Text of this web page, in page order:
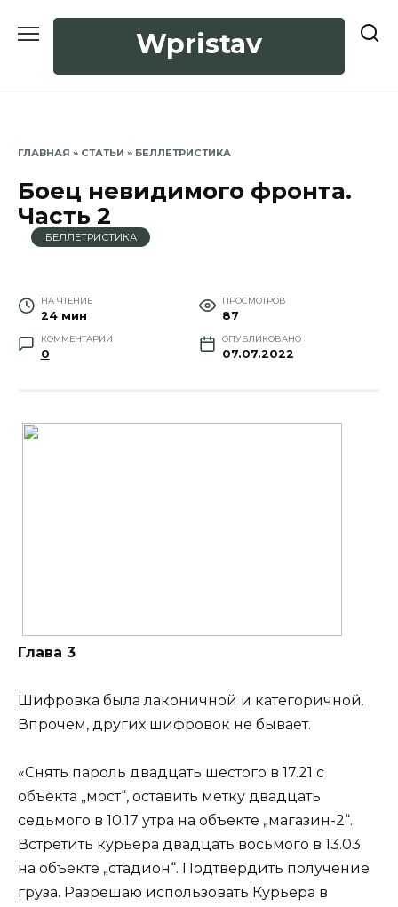
Wpristav
ГЛАВНАЯ » СТАТЬИ » БЕЛЛЕТРИСТИКА
Боец невидимого фронта.
Часть 2
БЕЛЛЕТРИСТИКА
НА ЧТЕНИЕ
24 мин
ПРОСМОТРОВ
87
КОММЕНТАРИИ
0
ОПУБЛИКОВАНО
07.07.2022
Глава 3
Шифровка была лаконичной и категоричной.
Впрочем, других шифровок не бывает.
«Снять пароль двадцать шестого в 17.21 с
объекта „мост“, оставить метку двадцать
седьмого в 10.17 утра на объекте „магазин-2“.
Встретить курьера двадцать восьмого в 13.03
на объекте „стадион“. Подтвердить получение
груза. Разрешаю использовать Курьера в